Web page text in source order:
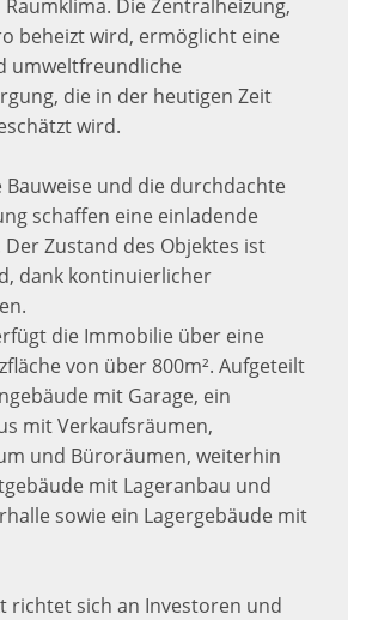
Die Zentralheizung,
beheizt wird, ermöglicht eine
umweltfreundliche
die in der heutigen Zeit
wird.
und die durchdachte
schaffen eine einladende
Zustand des Objektes ist
dank kontinuierlicher
die Immobilie über eine
von über 800m². Aufgeteilt
mit Garage, ein
mit Verkaufsräumen,
und Büroräumen, weiterhin
mit Lageranbau und
sowie ein Lagergebäude mit
richtet sich an Investoren und